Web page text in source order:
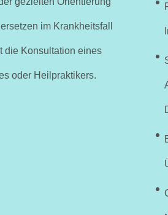
im Krankheitsfall
die Konsultation eines
oder Heilpraktikers.